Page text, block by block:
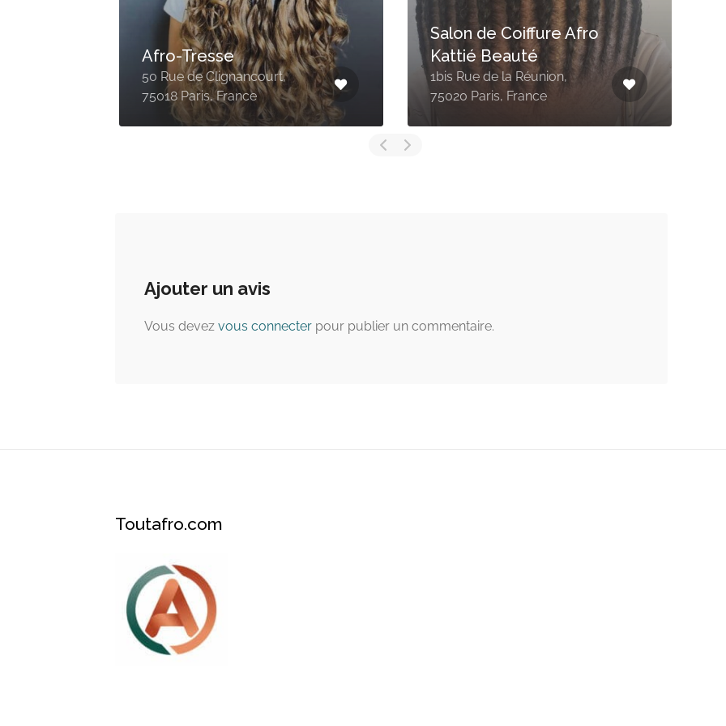
Coiffure Laurent –
Coiffure Africaine
42 Rue du Faubourg Saint-
Martin, 75010 Paris, France
Mondial Afro
49 Rue du Château d'Eau,
75010 Paris, France
Ajouter un avis
Vous devez vous connecter pour publier un commentaire.
Toutafro.com